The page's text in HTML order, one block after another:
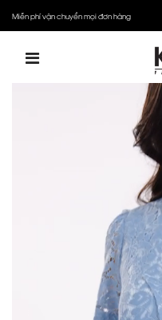
Miễn phí vận chuyển mọi đơn hàng